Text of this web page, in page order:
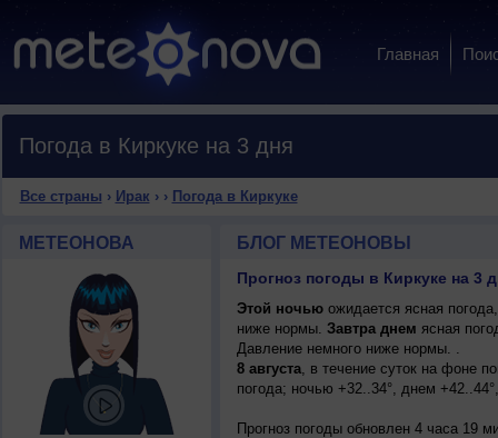
Главная
Погода в Киркуке на 3 дня
Все страны › Ирак › › Погода в Киркуке
МЕТЕОНОВА БЛОГ МЕТЕОНОВЫ
Прогноз погоды в Киркуке на 3
Этой ночьюожидается ясная
ниже нормы. Завтра днем ясная
Давление немного ниже нормы. .
8 августа, в течение суток на фоне
погода; ночью +32..34°, днем
Прогноз погоды обновлен 4 часа 19